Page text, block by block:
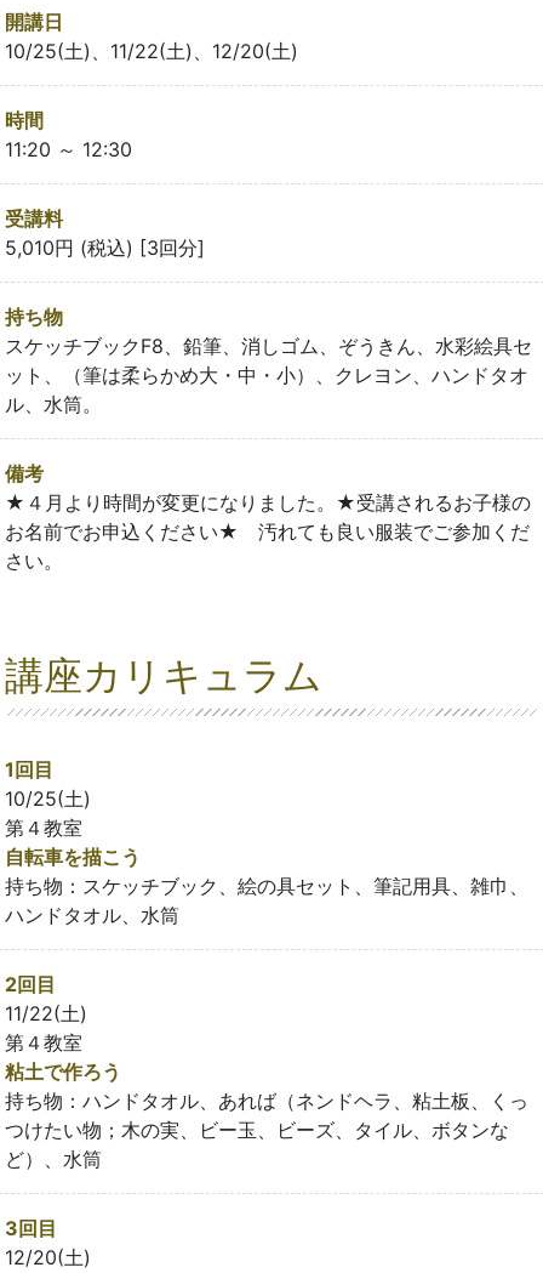
開講日
10/25(土)、11/22(土)、12/20(土)
時間
11:20 ～ 12:30
受講料
5,010円 (税込) [3回分]
持ち物
スケッチブックF8、鉛筆、消しゴム、ぞうきん、水彩絵具セ
ット、（筆は柔らかめ大・中・小）、クレヨン、ハンドタオ
ル、水筒。
備考
★４月より時間が変更になりました。★受講されるお子様の
お名前でお申込ください★ 汚れても良い服装でご参加くだ
さい。
講座カリキュラム
1回目
10/25(土)
第４教室
自転車を描こう
持ち物：スケッチブック、絵の具セット、筆記用具、雑巾、
ハンドタオル、水筒
2回目
11/22(土)
第４教室
粘土で作ろう
持ち物：ハンドタオル、あれば（ネンドヘラ、粘土板、くっ
つけたい物；木の実、ビー玉、ビーズ、タイル、ボタンな
ど）、水筒
3回目
12/20(土)